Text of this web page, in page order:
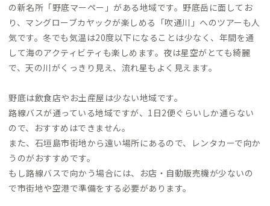
の新名所「野底マーペー」がある地域です。野底岳に面してお
り、マングローブカヤックが楽しめる「吹通川」へのツアーも人
気です。冬でも気温は20度以下になることは少なく、年間を通
して海のアクティビティも楽しめます。夜は星空がとても綺麗
で、天の川がくっきり見え、流れ星もよく見えます。
野底は飲食店やお土産屋は少ない地域です。
路線バスが通っている地域ですが、1日2便ぐらいしか通らない
ので、おすすめはできません。
また、石垣島市街地から遠い場所にあるので、レンタカーで向か
うのがおすすめです。
もし路線バスで向かう場合には、お店・自動販売機が少ないの
で市街地や空港で準備をする必要があります。